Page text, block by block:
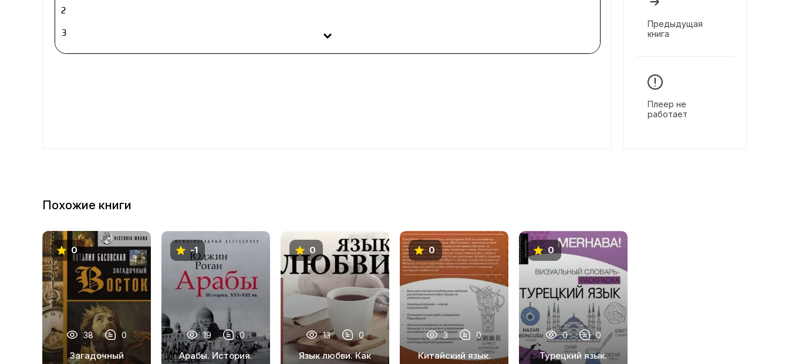
2
3
4
Предыдущая
книга
Плеер не
работает
Похожие книги
0
38 0
Загадочный
-1
19 0
Арабы. История.
0
13 0
Язык любви. Как
0
3 0
Китайский язык.
0
0 0
Турецкий язык.